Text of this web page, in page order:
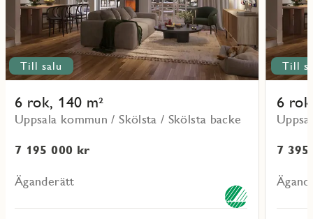
Till salu
6 rok, 140 m²
Uppsala kommun / Skölsta / Skölsta backe
7 195 000 kr
Äganderätt
Till
6
7